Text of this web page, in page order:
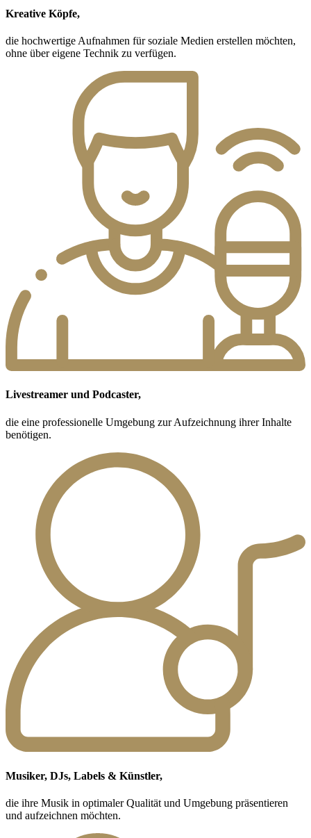
Kreative Köpfe,
die hochwertige Aufnahmen für soziale Medien erstellen möchten,
ohne über eigene Technik zu verfügen.
Livestreamer und Podcaster,
die eine professionelle Umgebung zur Aufzeichnung ihrer Inhalte
benötigen.
Musiker, DJs, Labels & Künstler,
die ihre Musik in optimaler Qualität und Umgebung präsentieren
und aufzeichnen möchten.